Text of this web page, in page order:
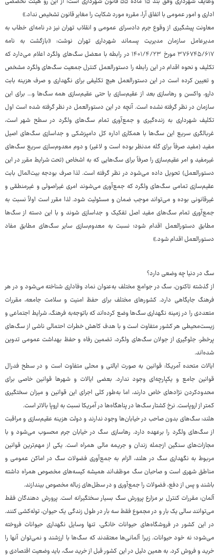
اداری و امور عمومی با اتفاق آرا، مقرره مورد شکایت را مغایر قانون تشخیص نداد.»
معاونت پیشگیری از وقوع جرم دادسرای عمومی و انقلاب تهران نیز در نامه‌ای خطاب به
مدیرعامل سازمان مدیریت پسماند شهرداری تهران نوشت: «بازگشت به نامه
۳۷۶۷۴۵/۶۱۷ مورخ ۱۴۰۱/۴/۲۳ در رابطه با معضل سگ‌های ولگرد اعلام می‌دارد که
تکلیف و نحوه اقدام در این رابطه را دستورالعمل کنترل جمعیت سگ‌های ولگرد مشخص
و تعیین کرده است در این دستورالعمل هیچ تکلیفی برای نگهداری و صرف هزینه بابت
دارو، واکسن و رهاسازی بعد از عقیم‌سازی یا حتی عقیم‌سازی همه سگ‌ها و... برای این
سازمان در نظر گرفته نشده است. آنچه در این دستورالعمل در نظر گرفته شده است اول
تکلیف شهرداری به زنده‌گیری و جمع‌آوری تمام سگ‌های ولگرد در سطح شهر است،
غربالگری سریع این سگ‌ها با همکاری اداره کل دامپزشکی و جداسازی سگ‌های اصیل
مفید (مفید صرفاً برای گله مدنظر بوده است و لاغیر) و دوم معدوم‌سازی سریع سگ‌های
غیرمفید و امر عقیم‌سازی را صرفاً برای سگ‌هایی که به اشخاص (تحت شرایط مقرر در این
دستورالعمل) تحویل داده می‌شود در نظر گرفته است. لذا صرف بودجه بیت‌المال بابت
عقیم‌سازی تمامی سگ‌های ولگرد که جمع‌آوری می‌شوند امری غیراصولی و غیرمنطقی و
غیرقانونی بوده و می‌تواند موجب ضمان و مسئولیت شود. لذا مقرر است اولاً نسبت به
جمع‌آوری تمام سگ‌های مفید اصل تفکیک و جداسازی شوند و با این دسته از سگ‌ها
مطابق دستورالعمل اقدام شود؛ نسبت به معدوم‌سازی سایر سگ‌های مطابق مفاد
دستورالعمل اقدام شود.»
سگ در دنیا چه وضعی دارد؟
از گذشته تاکنون، سگ در جوامع مختلف به‌عنوان نماد وفاداری شناخته می‌شود و در هر
فرهنگ جایگاهی دارد. کشورهای مختلف برای حفظ امنیت و سلامت جامعه، مقررات
متعددی را در زمینه نگهداری سگ‌ها وضع کرده‌اند که باتوجه‌به فرهنگ، شرایط اجتماعی و
زیست‌محیطی هر کشور متفاوت است و با هدف کاهش خطرات احتمالی ناشی از سگ‌های
پرخطر، جلوگیری از جولان سگ‌های ولگرد، تضمین رفاه و حفظ بهداشت عمومی تدوین
شده‌اند.
ایالات متحده آمریکا: قوانین به صورت ایالتی و محلی متفاوت است و در سطح فدرال
قوانین جامع و یکپارچه‌ای وجود ندارد. بعضی ایالات و شهرها قوانین خاصی برای
محدودکردن نژادهای خاص دارند، اما به‌طور کلی اجرای این قوانین و میزان سختگیری
کمتر از اروپاست. نرخ کشتار سگ‌ها در پناهگاه‌ها در آمریکا نسبت به اروپا بالاتر است.
هلند: سگ‌های بدون صاحب در خیابان‌ها وجود ندارند و دولت هزینه عقیم‌سازی و مراقبت
از سگ‌های ولگرد را برعهده دارد. رهاسازی سگ در خیابان جرم محسوب می‌شود و با
مجازات‌های سنگین ازجمله زندان و جریمه مالی همراه است. یکی از مهم‌ترین قوانین
مربوط به نگهداری سگ در هلند، الزام به جمع‌آوری فضولات سگ در اماکن عمومی و
مناطق شهری است و صاحبان سگ موظف‌اند همیشه کیسه‌های مخصوص همراه داشته
باشند و پس از دفع، فضولات را جمع‌آوری و در سطل‌های زباله مخصوص بیندازند.
آلمان: مقررات کنترل بر مزارع پرورش سگ بسیار سختگیرانه است. پرورش دهندگان فقط
می‌توانند سالی یک بار و در مجموع فقط سه بار در طول زندگی یک حیوان، توله‌کشی کنند.
در این کشور در فروشگاه‌های حیوانات خانگی، تنها وسایل نگهداری حیوانات فروخته
می‌شود؛ نه خود حیوانات. زیرا آلمانی‌ها معتقدند که سگ‌ها با ارزشند و نمی‌توان آنها را
خرید و فروش کرد. به همین دلیل در این کشور قبل از خرید سگ، باید وضعیت اقتصادی و